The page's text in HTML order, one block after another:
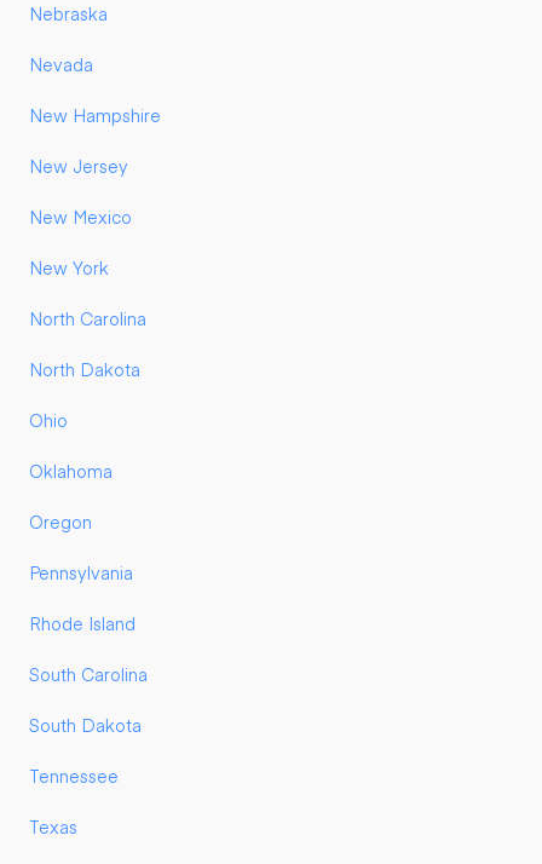
Nebraska
Nevada
New Hampshire
New Jersey
New Mexico
New York
North Carolina
North Dakota
Ohio
Oklahoma
Oregon
Pennsylvania
Rhode Island
South Carolina
South Dakota
Tennessee
Texas